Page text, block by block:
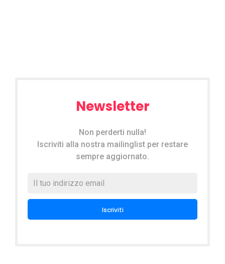
Newsletter
Non perderti nulla!
Iscriviti alla nostra mailinglist per restare
sempre aggiornato.